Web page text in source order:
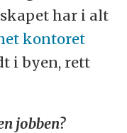
har i alt
kontoret
i byen, rett
jobben?